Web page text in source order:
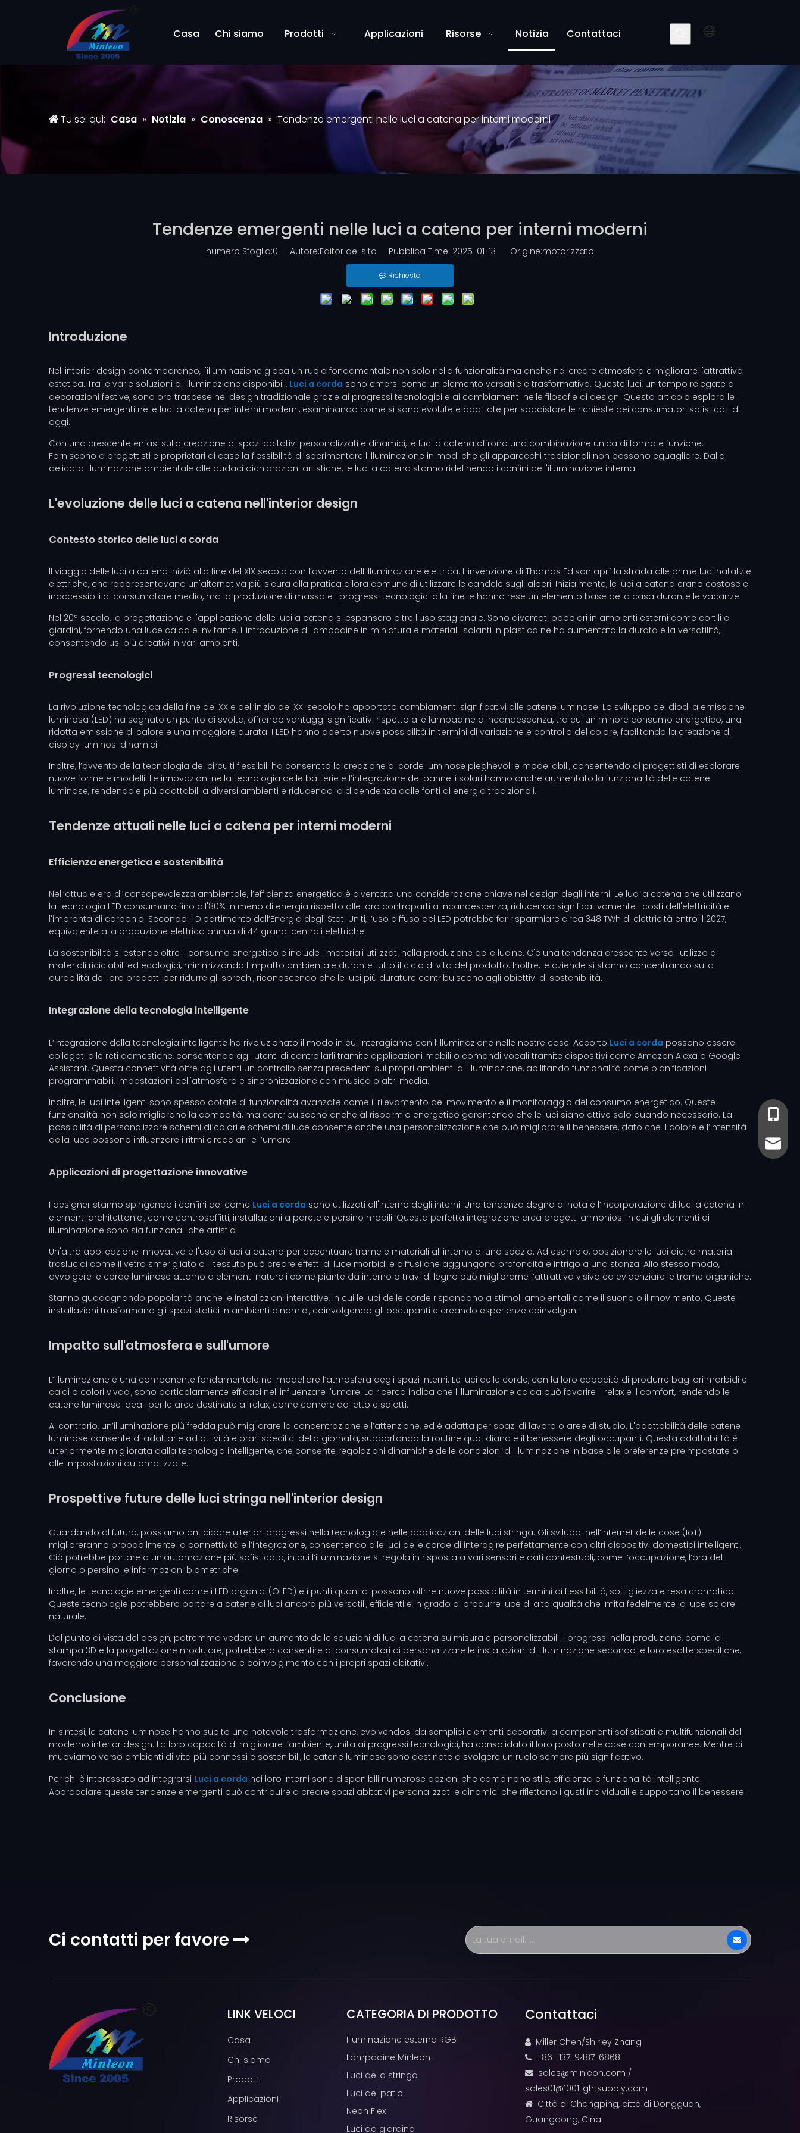
Casa Chi siamo Prodotti Applicazioni Risorse Notizia Contattaci
Tu sei qui: Casa » Notizia » Conoscenza » Tendenze emergenti nelle luci a catena per interni moderni
Tendenze emergenti nelle luci a catena per interni moderni
numero Sfoglia:0 Autore:Editor del sito Pubblica Time: 2025-01-13 Origine:motorizzato
Richiesta
Introduzione
Nell'interior design contemporaneo, l'illuminazione gioca un ruolo fondamentale non solo nella funzionalità ma anche nel creare atmosfera e migliorare l'attrattiva
estetica. Tra le varie soluzioni di illuminazione disponibili, Luci a corda sono emersi come un elemento versatile e trasformativo. Queste luci, un tempo relegate a
decorazioni festive, sono ora trascese nel design tradizionale grazie ai progressi tecnologici e ai cambiamenti nelle filosofie di design. Questo articolo esplora le
tendenze emergenti nelle luci a catena per interni moderni, esaminando come si sono evolute e adattate per soddisfare le richieste dei consumatori sofisticati di
oggi.
Con una crescente enfasi sulla creazione di spazi abitativi personalizzati e dinamici, le luci a catena offrono una combinazione unica di forma e funzione.
Forniscono a progettisti e proprietari di case la flessibilità di sperimentare l'illuminazione in modi che gli apparecchi tradizionali non possono eguagliare. Dalla
delicata illuminazione ambientale alle audaci dichiarazioni artistiche, le luci a catena stanno ridefinendo i confini dell'illuminazione interna.
L'evoluzione delle luci a catena nell'interior design
Contesto storico delle luci a corda
Il viaggio delle luci a catena iniziò alla fine del XIX secolo con l’avvento dell’illuminazione elettrica. L'invenzione di Thomas Edison aprì la strada alle prime luci natalizie
elettriche, che rappresentavano un'alternativa più sicura alla pratica allora comune di utilizzare le candele sugli alberi. Inizialmente, le luci a catena erano costose e
inaccessibili al consumatore medio, ma la produzione di massa e i progressi tecnologici alla fine le hanno rese un elemento base della casa durante le vacanze.
Nel 20° secolo, la progettazione e l'applicazione delle luci a catena si espansero oltre l'uso stagionale. Sono diventati popolari in ambienti esterni come cortili e
giardini, fornendo una luce calda e invitante. L'introduzione di lampadine in miniatura e materiali isolanti in plastica ne ha aumentato la durata e la versatilità,
consentendo usi più creativi in ​​vari ambienti.
Progressi tecnologici
La rivoluzione tecnologica della fine del XX e dell’inizio del XXI secolo ha apportato cambiamenti significativi alle catene luminose. Lo sviluppo dei diodi a emissione
luminosa (LED) ha segnato un punto di svolta, offrendo vantaggi significativi rispetto alle lampadine a incandescenza, tra cui un minore consumo energetico, una
ridotta emissione di calore e una maggiore durata. I LED hanno aperto nuove possibilità in termini di variazione e controllo del colore, facilitando la creazione di
display luminosi dinamici.
Inoltre, l’avvento della tecnologia dei circuiti flessibili ha consentito la creazione di corde luminose pieghevoli e modellabili, consentendo ai progettisti di esplorare
nuove forme e modelli. Le innovazioni nella tecnologia delle batterie e l’integrazione dei pannelli solari hanno anche aumentato la funzionalità delle catene
luminose, rendendole più adattabili a diversi ambienti e riducendo la dipendenza dalle fonti di energia tradizionali.
Tendenze attuali nelle luci a catena per interni moderni
Efficienza energetica e sostenibilità
Nell’attuale era di consapevolezza ambientale, l’efficienza energetica è diventata una considerazione chiave nel design degli interni. Le luci a catena che utilizzano
la tecnologia LED consumano fino all'80% in meno di energia rispetto alle loro controparti a incandescenza, riducendo significativamente i costi dell'elettricità e
l'impronta di carbonio. Secondo il Dipartimento dell’Energia degli Stati Uniti, l’uso diffuso dei LED potrebbe far risparmiare circa 348 TWh di elettricità entro il 2027,
equivalente alla produzione elettrica annua di 44 grandi centrali elettriche.
La sostenibilità si estende oltre il consumo energetico e include i materiali utilizzati nella produzione delle lucine. C'è una tendenza crescente verso l'utilizzo di
materiali riciclabili ed ecologici, minimizzando l'impatto ambientale durante tutto il ciclo di vita del prodotto. Inoltre, le aziende si stanno concentrando sulla
durabilità dei loro prodotti per ridurre gli sprechi, riconoscendo che le luci più durature contribuiscono agli obiettivi di sostenibilità.
Integrazione della tecnologia intelligente
L’integrazione della tecnologia intelligente ha rivoluzionato il modo in cui interagiamo con l’illuminazione nelle nostre case. Accorto Luci a corda possono essere
collegati alle reti domestiche, consentendo agli utenti di controllarli tramite applicazioni mobili o comandi vocali tramite dispositivi come Amazon Alexa o Google
Assistant. Questa connettività offre agli utenti un controllo senza precedenti sui propri ambienti di illuminazione, abilitando funzionalità come pianificazioni
programmabili, impostazioni dell'atmosfera e sincronizzazione con musica o altri media.
Inoltre, le luci intelligenti sono spesso dotate di funzionalità avanzate come il rilevamento del movimento e il monitoraggio del consumo energetico. Queste
funzionalità non solo migliorano la comodità, ma contribuiscono anche al risparmio energetico garantendo che le luci siano attive solo quando necessario. La
possibilità di personalizzare schemi di colori e schemi di luce consente anche una personalizzazione che può migliorare il benessere, dato che il colore e l’intensità
della luce possono influenzare i ritmi circadiani e l’umore.
Applicazioni di progettazione innovative
I designer stanno spingendo i confini del come Luci a corda sono utilizzati all'interno degli interni. Una tendenza degna di nota è l’incorporazione di luci a catena in
elementi architettonici, come controsoffitti, installazioni a parete e persino mobili. Questa perfetta integrazione crea progetti armoniosi in cui gli elementi di
illuminazione sono sia funzionali che artistici.
Un'altra applicazione innovativa è l'uso di luci a catena per accentuare trame e materiali all'interno di uno spazio. Ad esempio, posizionare le luci dietro materiali
traslucidi come il vetro smerigliato o il tessuto può creare effetti di luce morbidi e diffusi che aggiungono profondità e intrigo a una stanza. Allo stesso modo,
avvolgere le corde luminose attorno a elementi naturali come piante da interno o travi di legno può migliorarne l’attrattiva visiva ed evidenziare le trame organiche.
Stanno guadagnando popolarità anche le installazioni interattive, in cui le luci delle corde rispondono a stimoli ambientali come il suono o il movimento. Queste
installazioni trasformano gli spazi statici in ambienti dinamici, coinvolgendo gli occupanti e creando esperienze coinvolgenti.
Impatto sull'atmosfera e sull'umore
L’illuminazione è una componente fondamentale nel modellare l’atmosfera degli spazi interni. Le luci delle corde, con la loro capacità di produrre bagliori morbidi e
caldi o colori vivaci, sono particolarmente efficaci nell'influenzare l'umore. La ricerca indica che l'illuminazione calda può favorire il relax e il comfort, rendendo le
catene luminose ideali per le aree destinate al relax, come camere da letto e salotti.
Al contrario, un’illuminazione più fredda può migliorare la concentrazione e l’attenzione, ed è adatta per spazi di lavoro o aree di studio. L'adattabilità delle catene
luminose consente di adattarle ad attività e orari specifici della giornata, supportando la routine quotidiana e il benessere degli occupanti. Questa adattabilità è
ulteriormente migliorata dalla tecnologia intelligente, che consente regolazioni dinamiche delle condizioni di illuminazione in base alle preferenze preimpostate o
alle impostazioni automatizzate.
Prospettive future delle luci stringa nell'interior design
Guardando al futuro, possiamo anticipare ulteriori progressi nella tecnologia e nelle applicazioni delle luci stringa. Gli sviluppi nell’Internet delle cose (IoT)
miglioreranno probabilmente la connettività e l’integrazione, consentendo alle luci delle corde di interagire perfettamente con altri dispositivi domestici intelligenti.
Ciò potrebbe portare a un’automazione più sofisticata, in cui l’illuminazione si regola in risposta a vari sensori e dati contestuali, come l’occupazione, l’ora del
giorno o persino le informazioni biometriche.
Inoltre, le tecnologie emergenti come i LED organici (OLED) e i punti quantici possono offrire nuove possibilità in termini di flessibilità, sottigliezza e resa cromatica.
Queste tecnologie potrebbero portare a catene di luci ancora più versatili, efficienti e in grado di produrre luce di alta qualità che imita fedelmente la luce solare
naturale.
Dal punto di vista del design, potremmo vedere un aumento delle soluzioni di luci a catena su misura e personalizzabili. I progressi nella produzione, come la
stampa 3D e la progettazione modulare, potrebbero consentire ai consumatori di personalizzare le installazioni di illuminazione secondo le loro esatte specifiche,
favorendo una maggiore personalizzazione e coinvolgimento con i propri spazi abitativi.
Conclusione
In sintesi, le catene luminose hanno subito una notevole trasformazione, evolvendosi da semplici elementi decorativi a componenti sofisticati e multifunzionali del
moderno interior design. La loro capacità di migliorare l’ambiente, unita ai progressi tecnologici, ha consolidato il loro posto nelle case contemporanee. Mentre ci
muoviamo verso ambienti di vita più connessi e sostenibili, le catene luminose sono destinate a svolgere un ruolo sempre più significativo.
Per chi è interessato ad integrarsi Luci a corda nei loro interni sono disponibili numerose opzioni che combinano stile, efficienza e funzionalità intelligente.
Abbracciare queste tendenze emergenti può contribuire a creare spazi abitativi personalizzati e dinamici che riflettono i gusti individuali e supportano il benessere.
+86-
Ci contatti per favore 
LINK VELOCI
Casa
Chi siamo
Prodotti
Applicazioni
Risorse
CATEGORIA DI PRODOTTO
Illuminazione esterna RGB
Lampadine Minleon
Luci della stringa
Luci del patio
Neon Flex
Luci da giardino
Contattaci
 Miller Chen/Shirley Zhang
 +86- 137-9487-6868
 sales@minleon.com /
sales01@1001lightsupply.com

Città di Changping, città di Dongguan,
Guangdong, Cina
+86-